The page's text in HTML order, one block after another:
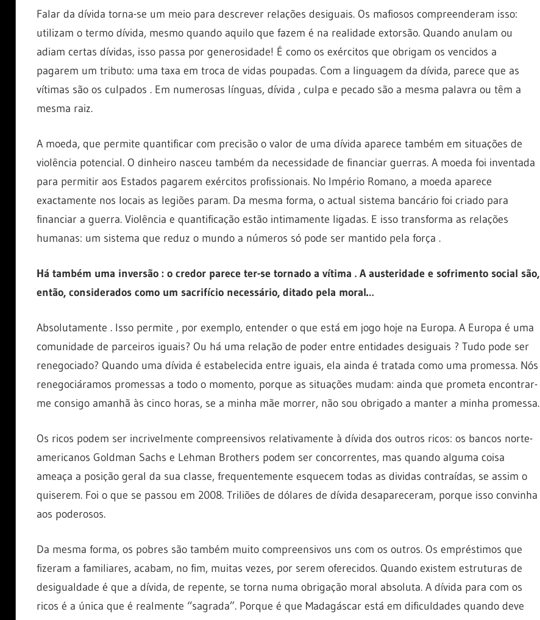
Falar da dívida torna-se um meio para descrever relações desiguais. Os mafiosos compreenderam isso:
utilizam o termo dívida, mesmo quando aquilo que fazem é na realidade extorsão. Quando anulam ou
adiam certas dívidas, isso passa por generosidade! É como os exércitos que obrigam os vencidos a
pagarem um tributo: uma taxa em troca de vidas poupadas. Com a linguagem da dívida, parece que as
vítimas são os culpados . Em numerosas línguas, dívida , culpa e pecado são a mesma palavra ou têm a
mesma raiz.
A moeda, que permite quantificar com precisão o valor de uma dívida aparece também em situações de
violência potencial. O dinheiro nasceu também da necessidade de financiar guerras. A moeda foi inventada
para permitir aos Estados pagarem exércitos profissionais. No Império Romano, a moeda aparece
exactamente nos locais as legiões param. Da mesma forma, o actual sistema bancário foi criado para
financiar a guerra. Violência e quantificação estão intimamente ligadas. E isso transforma as relações
humanas: um sistema que reduz o mundo a números só pode ser mantido pela força .
Há também uma inversão : o credor parece ter-se tornado a vítima . A austeridade e sofrimento social são,
então, considerados como um sacrifício necessário, ditado pela moral…
Absolutamente . Isso permite , por exemplo, entender o que está em jogo hoje na Europa. A Europa é uma
comunidade de parceiros iguais? Ou há uma relação de poder entre entidades desiguais ? Tudo pode ser
renegociado? Quando uma dívida é estabelecida entre iguais, ela ainda é tratada como uma promessa. Nós
renegociáramos promessas a todo o momento, porque as situações mudam: ainda que prometa encontrar-
me consigo amanhã às cinco horas, se a minha mãe morrer, não sou obrigado a manter a minha promessa.
Os ricos podem ser incrivelmente compreensivos relativamente à dívida dos outros ricos: os bancos norte-
americanos Goldman Sachs e Lehman Brothers podem ser concorrentes, mas quando alguma coisa
ameaça a posição geral da sua classe, frequentemente esquecem todas as dividas contraídas, se assim o
quiserem. Foi o que se passou em 2008. Triliões de dólares de dívida desapareceram, porque isso convinha
aos poderosos.
Da mesma forma, os pobres são também muito compreensivos uns com os outros. Os empréstimos que
fizeram a familiares, acabam, no fim, muitas vezes, por serem oferecidos. Quando existem estruturas de
desigualdade é que a dívida, de repente, se torna numa obrigação moral absoluta. A dívida para com os
ricos é a única que é realmente “sagrada”. Porque é que Madagáscar está em dificuldades quando deve